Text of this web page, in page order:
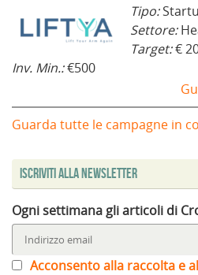
Tipo:
Settore:
Target:€
Inv. Min.:€500
Guarda tutte le campagne in
Iscriviti alla Newsletter
Ogni settimana gli articoli di
Acconsento alla raccolta e